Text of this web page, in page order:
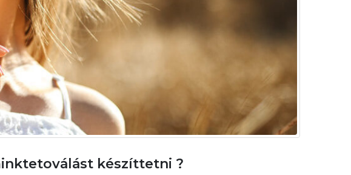
készíttetni ?